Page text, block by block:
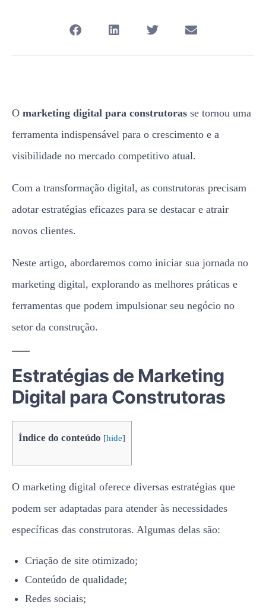
O marketing digital para construtoras se tornou uma
ferramenta indispensável para o crescimento e a
visibilidade no mercado competitivo atual.
Com a transformação digital, as construtoras precisam
adotar estratégias eficazes para se destacar e atrair
novos clientes.
Neste artigo, abordaremos como iniciar sua jornada no
marketing digital, explorando as melhores práticas e
ferramentas que podem impulsionar seu negócio no
setor da construção.
Estratégias de Marketing
Digital para Construtoras
Índice do conteúdo [hide]
O marketing digital oferece diversas estratégias que
podem ser adaptadas para atender às necessidades
específicas das construtoras. Algumas delas são:
Criação de site otimizado;
Conteúdo de qualidade;
Redes sociais;